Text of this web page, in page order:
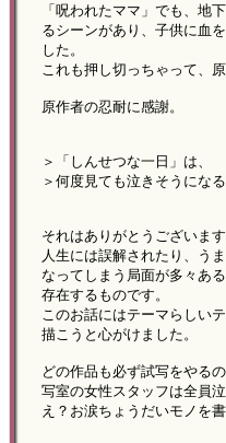
「呪われたママ」でも、地
るシーンがあり、子供に血
した。
これも押し切っちゃって、
原作者の忍耐に感謝。
＞「しんせつな一日」は、
＞何度見ても泣きそうにな
それはありがとうございます
人生には誤解されたり、う
なってしまう局面が多々あ
存在するものです。
このお話にはテーマらしい
描こうと心がけました。
どの作品も必ず試写をやる
写室の女性スタッフは全員
え？お涙ちょうだいモノを